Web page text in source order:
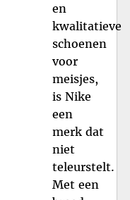
en
kwalitatieve
schoenen
voor
meisjes,
is Nike
een
merk dat
niet
teleurstelt.
Met een